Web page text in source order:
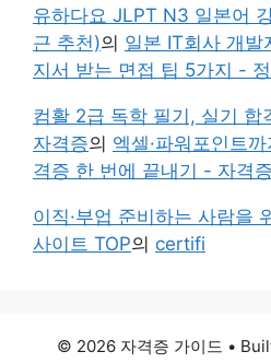
유하다요 JLPT N3 일본어
근 추천)의 일본 IT회사 개
지서 받는 면접 팁 5가지 -
컴활 2급 독학 필기, 실기 합
자격증의 엑셀·파워포인트
격증 한 번에 끝내기 - 자격
이직·부업 준비하는 사람을
사이트 TOP의 certifi
© 2026 자격증 가이드 •